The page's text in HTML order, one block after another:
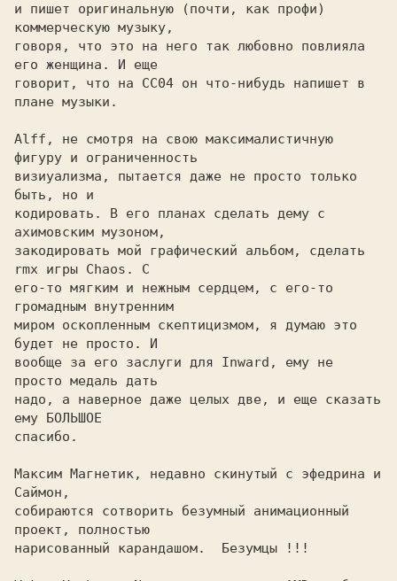
и пишет оригинальную (почти, как профи)
коммерческую музыку,
говоря, что это на него так любовно повлияла
его женщина. И еще
говорит, что на СС04 он что-нибудь напишет в
плане музыки.
Аlff, не смотря на свою максималистичную
фигуру и ограниченность
визиуализма, пытается даже не просто только
быть, но и
кодировать. В его планах сделать дему с
ахимовским музоном,
закодировать мой графический альбом, сделать
rmx игры Chaos. С
его-то мягким и нежным сердцем, с его-то
громадным внутренним
миром оскопленным скептицизмом, я думаю это
будет не просто. И
вообще за его заслуги для Inward, ему не
просто медаль дать
надо, а наверное даже целых две, и еще сказать
ему БОЛЬШОЕ
спасибо.
Максим Магнетик, недавно скинутый с эфедрина и
Саймон,
собираются сотворить безумный анимационный
проект, полностью
нарисованный карандашом.  Безумцы !!!